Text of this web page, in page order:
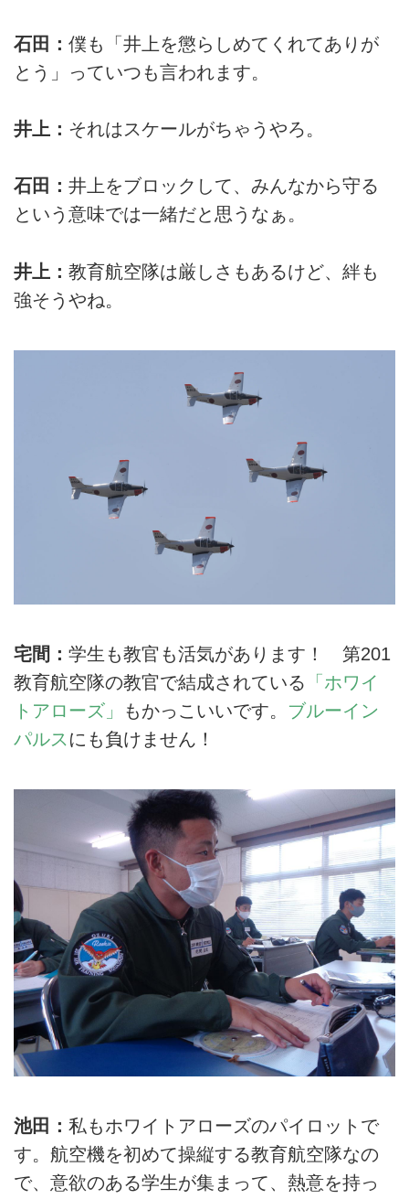
石田： 僕も「井上を懲らしめてくれてありが
とう」っていつも言われます。
井上： それはスケールがちゃうやろ。
石田： 井上をブロックして、みんなから守る
という意味では一緒だと思うなぁ。
井上： 教育航空隊は厳しさもあるけど、絆も
強そうやね。
宅間： 学生も教官も活気があります！ 第201
教育航空隊の教官で結成されている 「ホワイ
トアローズ」
もかっこいいです。 ブルーイン
パルス にも負けません！
池田： 私もホワイトアローズのパイロットで
す。航空機を初めて操縦する教育航空隊なの
で、意欲のある学生が集まって、熱意を持っ